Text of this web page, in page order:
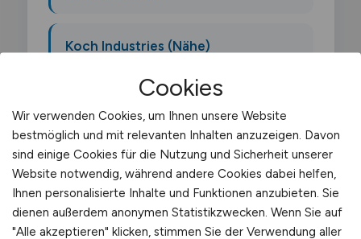
Koch Industries (Nähe)
diverse Holz- und Möbelindustrie
Was macht ein Fachkraft für
Cookies
Wir verwenden Cookies, um Ihnen unsere Website
bestmöglich und mit relevanten Inhalten anzuzeigen. Davon
sind einige Cookies für die Nutzung und Sicherheit unserer
Website notwendig, während andere Cookies dabei helfen,
Ihnen personalisierte Inhalte und Funktionen anzubieten. Sie
dienen außerdem anonymen Statistikzwecken. Wenn Sie auf
"Alle akzeptieren" klicken, stimmen Sie der Verwendung aller